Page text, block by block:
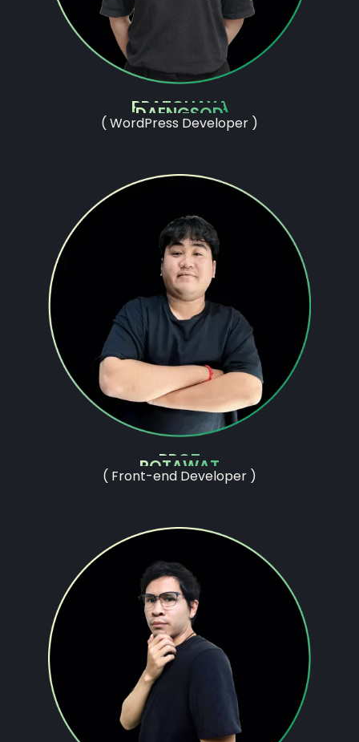
PRATCHAYA
DAENGSOD
( WordPress Developer )
PROT
POTAWAT
( Front-end Developer )